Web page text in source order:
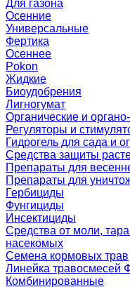
Для газона
Осенние
Универсальные
Фертика
Осеннее
Pokon
Жидкие
Биоудобрения
Лигногумат
Органические и
Регуляторы и
Гидрогель для сада и
Средства защиты
Препараты для
Препараты для
Гербициды
Фунгициды
Инсектициды
Средства от моли,
насекомых
Семена кормовых трав
Линейка травосмесей
Комбинированные